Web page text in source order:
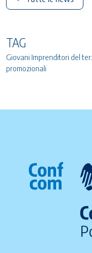
TAG
Giovani Imprenditori del
promozionali